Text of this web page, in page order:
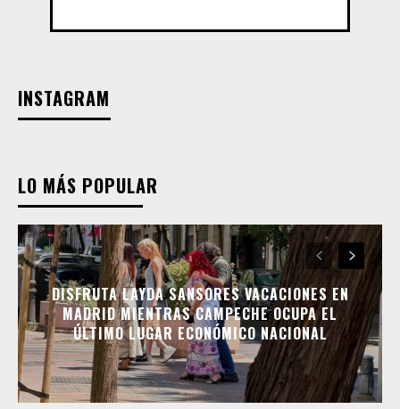
INSTAGRAM
LO MÁS POPULAR
DISFRUTA LAYDA SANSORES VACACIONES EN
MADRID MIENTRAS CAMPECHE OCUPA EL
ÚLTIMO LUGAR ECONÓMICO NACIONAL